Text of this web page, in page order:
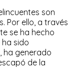
son
Por ello, a través
se ha hecho
sido
ha generado
de la